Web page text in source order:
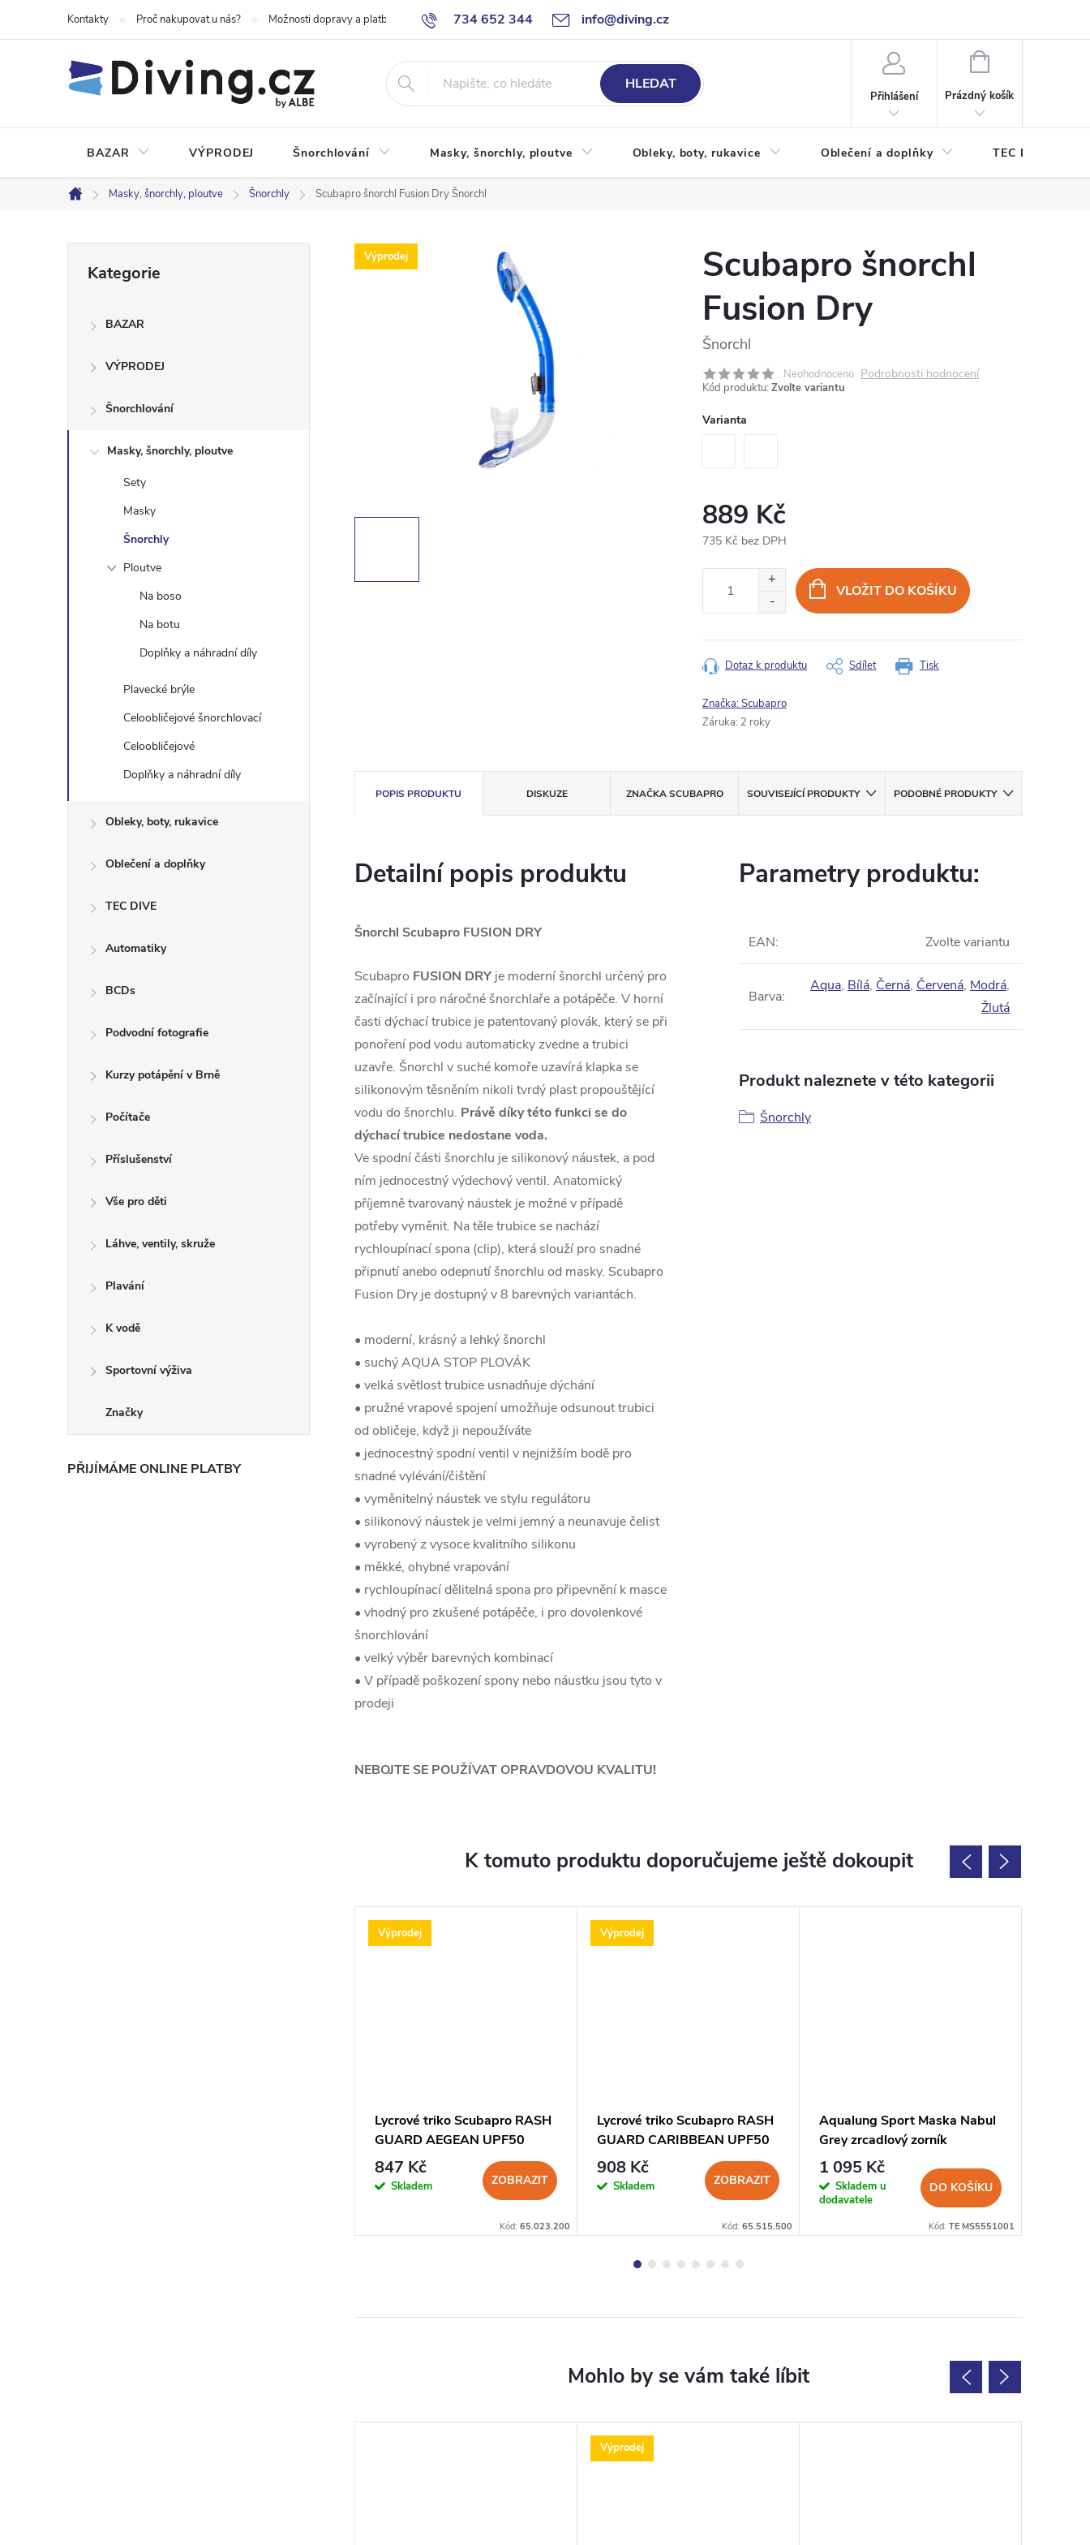
734 652 344 info@diving.cz
Kontakty Proč nakupovat u nás? Možnosti dopravy a platby Jak nakupovat Obchodní podmínky Reklamace
HLEDAT
Přihlášení
NÁKUPNÍ
Prázdný košík
BAZAR VÝPRODEJ Šnorchlování Masky, šnorchly, ploutve Obleky, boty, rukavice Oblečení a doplňky TEC DIVE
Domů
Masky, šnorchly, ploutve Šnorchly Scubapro šnorchl Fusion DryŠnorchl
r
l
kategorie
Kategorie
BAZAR
VÝPRODEJ
Šnorchlování
Masky, šnorchly, ploutve
Sety
Masky
Šnorchly
Ploutve
Na boso
Na botu
Doplňky a náhradní díly
Plavecké brýle
Celoobličejové šnorchlovací
Celoobličejové
Doplňky a náhradní díly
Obleky, boty, rukavice
Oblečení a doplňky
TEC DIVE
Automatiky
BCDs
Podvodní fotografie
Kurzy potápění v Brně
Počítače
Příslušenství
Vše pro děti
Láhve, ventily, skruže
Plavání
K vodě
Sportovní výživa
Značky
PŘIJÍMÁME ONLINE PLATBY
Výprodej
Scubapro šnorchl
Fusion Dry
Šnorchl
Neohodnoceno Podrobnosti hodnocení
Kód produktu: Zvolte variantu
Varianta
889 Kč
735 Kč bez DPH
VLOŽIT DO KOŠÍKU
Tisk
Dotaz k produktu Sdílet
Značka:Scubapro
Záruka: 2 roky
POPIS PRODUKTU DISKUZE ZNAČKASCUBAPRO SOUVISEJÍCÍ PRODUKTY PODOBNÉ PRODUKTY
Detailní popis produktu
Šnorchl Scubapro FUSION DRY
Scubapro FUSION DRY je moderní šnorchl určený pro
začínající i pro náročné šnorchlaře a potápěče. V horní
časti dýchací trubice je patentovaný plovák, který se při
ponoření pod vodu automaticky zvedne a trubici
uzavře. Šnorchl v suché komoře uzavírá klapka se
silikonovým těsněním nikoli tvrdý plast propouštějící
vodu do šnorchlu. Právě díky této funkci se do
dýchací trubice nedostane voda.
Ve spodní části šnorchlu je silikonový náustek, a pod
ním jednocestný výdechový ventil. Anatomický
příjemně tvarovaný náustek je možné v případě
potřeby vyměnit. Na těle trubice se nachází
rychloupínací spona (clip), která slouží pro snadné
připnutí anebo odepnutí šnorchlu od masky. Scubapro
Fusion Dry je dostupný v 8 barevných variantách.
• moderní, krásný a lehký šnorchl
• suchý AQUA STOP PLOVÁK
• velká světlost trubice usnadňuje dýchání
• pružné vrapové spojení umožňuje odsunout trubici
od obličeje, když ji nepoužíváte
• jednocestný spodní ventil v nejnižším bodě pro
snadné vylévání/čištění
• vyměnitelný náustek ve stylu regulátoru
• silikonový náustek je velmi jemný a neunavuje čelist
• vyrobený z vysoce kvalitního silikonu
• měkké, ohybné vrapování
• rychloupínací dělitelná spona pro připevnění k masce
• vhodný pro zkušené potápěče, i pro dovolenkové
šnorchlování
• velký výběr barevných kombinací
• V případě poškození spony nebo náustku jsou tyto v
prodeji
NEBOJTE SE POUŽÍVAT OPRAVDOVOU KVALITU!
Parametry produktu:
EAN: Zvolte variantu
Barva:
Aqua, Bílá, Černá, Červená, Modrá,
Žlutá
Produkt naleznete v této kategorii
Šnorchly
K tomuto produktu doporučujeme ještě dokoupit
Výprodej
Lycrové triko Scubapro RASH
GUARD AEGEAN UPF50
Krátký Rukáv Pánské
847 Kč
Skladem ZOBRAZIT
Kód: 65.023.200
Výprodej
Lycrové triko Scubapro RASH
GUARD CARIBBEAN UPF50
Krátký Rukáv Dámské
908 Kč
Skladem ZOBRAZIT
Kód: 65.515.500
Aqualung Sport Maska Nabul
Grey zrcadlový zorník
1 095 Kč
Skladem u
dodavatele
DO KOŠÍKU
Kód: TE MS5551001
Výprodej